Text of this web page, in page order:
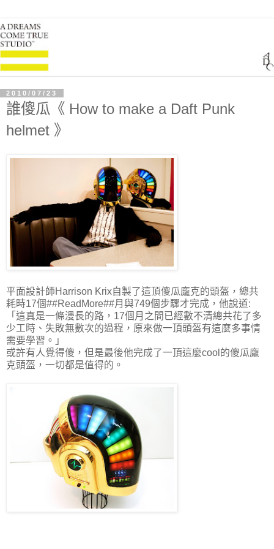
2010/07/23
誰傻瓜《 How to make a Daft Punk
helmet 》
平面設計師Harrison Krix自製了這頂傻瓜龐克的頭盔，總共
耗時17個##ReadMore##月與749個步驟才完成，他說道:
「這真是一條漫長的路，17個月之間已經數不清總共花了多
少工時、失敗無數次的過程，原來做一頂頭盔有這麼多事情
需要學習。」
或許有人覺得傻，但是最後他完成了一頂這麼cool的傻瓜龐
克頭盔，一切都是值得的。